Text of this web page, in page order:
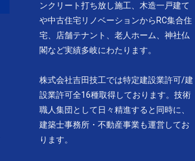
ンクリート打ち放し施工、木造一戸建て
や中古住宅リノベーションからRC集合住
宅、店舗テナント、老人ホーム、神社仏
閣など実績多岐にわたります。
株式会社吉田技工では特定建設業許可/建
設業許可全16種取得しております。技術
職人集団として日々精進すると同時に、
建築士事務所・不動産事業も運営してお
ります。